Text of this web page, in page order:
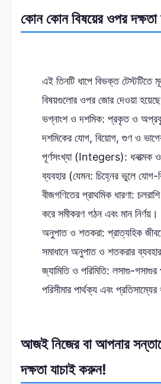
কোন কোন বিষয়ের ওপর দক্ষতা
এই তিনটি ধাপে বিভক্ত টেস্টটিতে
বিষয়গুলোর ওপর জোর দেওয়া
ভগ্নাংশ ও দশমিক: প্রকৃত ও
দশমিকের যোগ, বিয়োগ, গুণ ও
পূর্ণসংখ্যা (Integers): ধনাত্মক ও
ব্যবহার (যেমন: চিহ্নের ভুলে যোগ-
বীজগণিতের প্রাথমিক ধারণা:
করে সমীকরণ গঠন এবং মান নির্ণয়।
অনুপাত ও শতকরা: প্রাত্যহিক
সমাধানে অনুপাত ও শতকরার
জ্যামিতি ও পরিমিতি: লসাগু-
পরিসীমার পার্থক্য এবং প্রতিসাম্যের
আজই নিজের বা আপনার
দক্ষতা যাচাই করুন!